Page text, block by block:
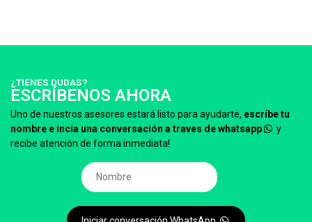
¿TIENES DUDAS?
ESCRÍBENOS AHORA
Uno de nuestros asesores estará listo para ayudarte, escríbe tu
nombre e incia una conversación a traves de whatsapp
y
recibe atención de forma inmediata!